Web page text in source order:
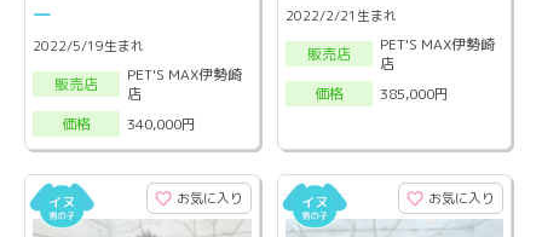
ー
2022/5/19生まれ
販売店
PET'S MAX伊勢崎
店
価格
340,000円
2022/2/21生まれ
販売店
PET'S MAX伊勢崎
店
価格
385,000円
お気に入り お気に入り